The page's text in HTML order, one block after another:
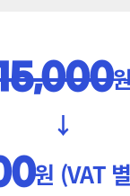
↓
원 (VAT